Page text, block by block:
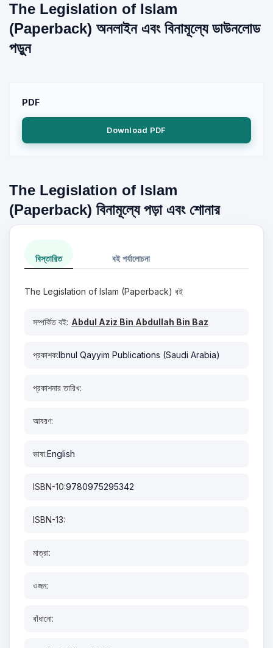
The Legislation of Islam
(Paperback) অনলাইন এবং বিনামূল্যে ডাউনলোড
পড়ুন
PDF
Download PDF
The Legislation of Islam
(Paperback) বিনামূল্যে পড়া এবং শোনার
বিস্তারিত বই পর্যালোচনা
The Legislation of Islam (Paperback) বই
সম্পর্কিত বই: Abdul Aziz Bin Abdullah Bin Baz
প্রকাশক:Ibnul Qayyim Publications (Saudi Arabia)
প্রকাশনার তারিখ:
আবরণ:
ভাষা:English
ISBN-10:9780975295342
ISBN-13:
মাত্রা:
ওজন:
বাঁধানো: